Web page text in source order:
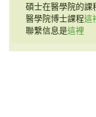
碩士在醫學院的課
醫學院博士課程這
聯繫信息是這裡